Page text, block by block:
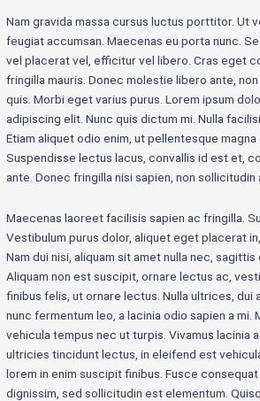
Nam gravida massa cursus luctus porttitor. Ut
feugiat accumsan. Maecenas eu porta nunc.
vel placerat vel, efficitur vel libero. Cras eget
fringilla mauris. Donec molestie libero ante,
quis. Morbi eget varius purus. Lorem ipsum
adipiscing elit. Nunc quis dictum mi. Nulla
Etiam aliquet odio enim, ut pellentesque magna
Suspendisse lectus lacus, convallis id est et,
ante. Donec fringilla nisi sapien, non sollicitudin
Maecenas laoreet facilisis sapien ac fringilla.
Vestibulum purus dolor, aliquet eget placerat
Nam dui nisi, aliquam sit amet nulla nec,
Aliquam non est suscipit, ornare lectus ac,
finibus felis, ut ornare lectus. Nulla ultrices, dui
nunc fermentum leo, a lacinia odio sapien a mi.
vehicula tempus nec ut turpis. Vivamus lacinia
ultricies tincidunt lectus, in eleifend est
lorem in enim suscipit finibus. Fusce
dignissim, sed sollicitudin est elementum.